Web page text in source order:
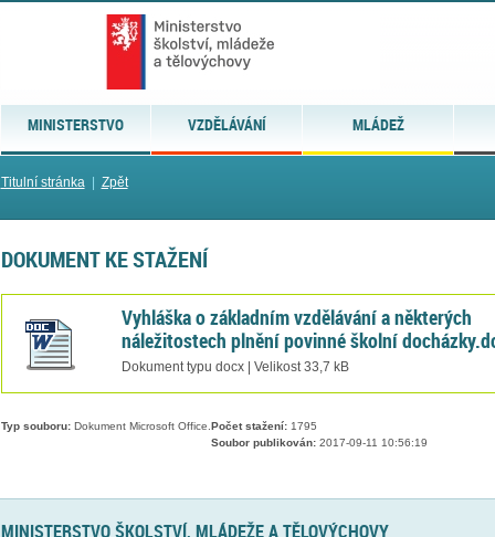
MINISTERSTVO VZDĚLÁVÁNÍ MLÁDEŽ
Titulní stránka| Zpět
DOKUMENT KE STAŽENÍ
Vyhláška o základním vzdělávání a některých
náležitostech plnění povinné školní
Dokument typu docx | Velikost 33,7 kB
Typ souboru:Dokument Microsoft Office. Počet stažení:1795
Soubor publikován:2017-09-11 10:56:19
MINISTERSTVO ŠKOLSTVÍ, MLÁDEŽE A TĚLOVÝCHOVY